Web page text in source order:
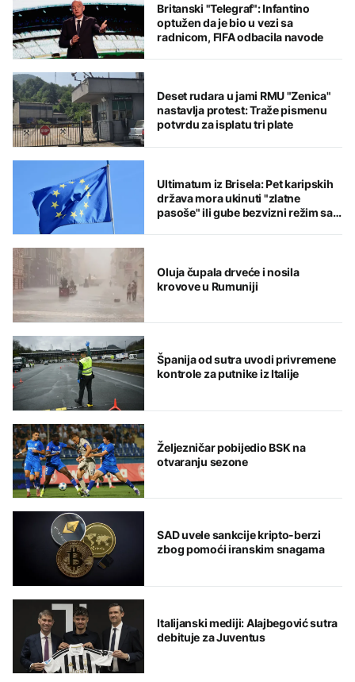
Britanski "Telegraf": Infantino
optužen da je bio u vezi sa
radnicom, FIFA odbacila navode
Deset rudara u jami RMU "Zenica"
nastavlja protest: Traže pismenu
potvrdu za isplatu tri plate
Ultimatum iz Brisela: Pet karipskih
država mora ukinuti "zlatne
pasoše" ili gube bezvizni režim sa
Oluja čupala drveće i nosila
krovove u Rumuniji
Španija od sutra uvodi privremene
kontrole za putnike iz Italije
Željezničar pobijedio BSK na
otvaranju sezone
SAD uvele sankcije kripto-berzi
zbog pomoći iranskim snagama
Italijanski mediji: Alajbegović sutra
debituje za Juventus